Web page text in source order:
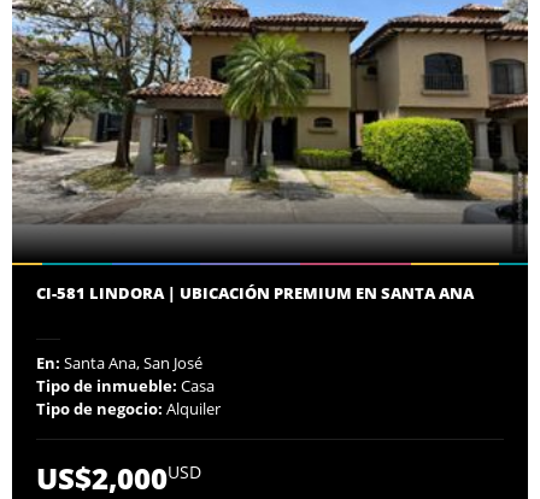
CI-581 LINDORA | UBICACIÓN PREMIUM EN SANTA ANA
En: Santa Ana, San José
Tipo de inmueble: Casa
Tipo de negocio: Alquiler
US$2,000USD